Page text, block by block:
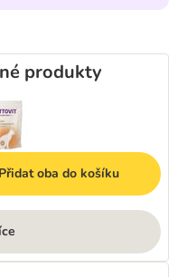
produkty
Přidat oba do košíku